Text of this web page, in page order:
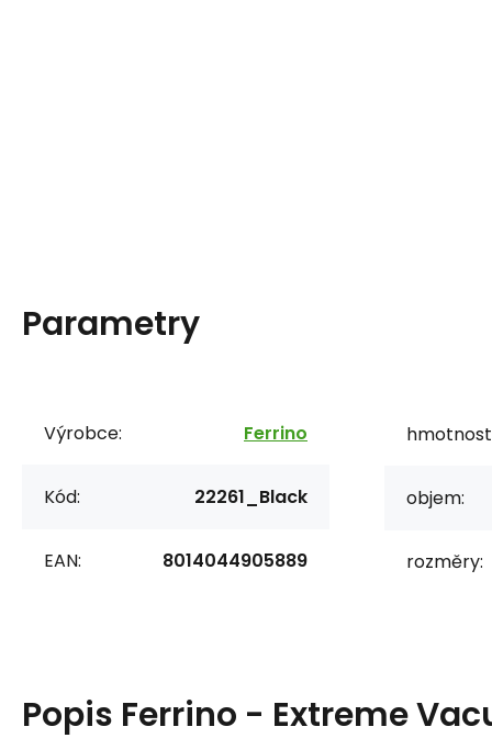
Parametry
Výrobce: Ferrino
Kód: 22261_Black
EAN: 8014044905889
objem:
rozměry:
Popis Ferrino - Extreme